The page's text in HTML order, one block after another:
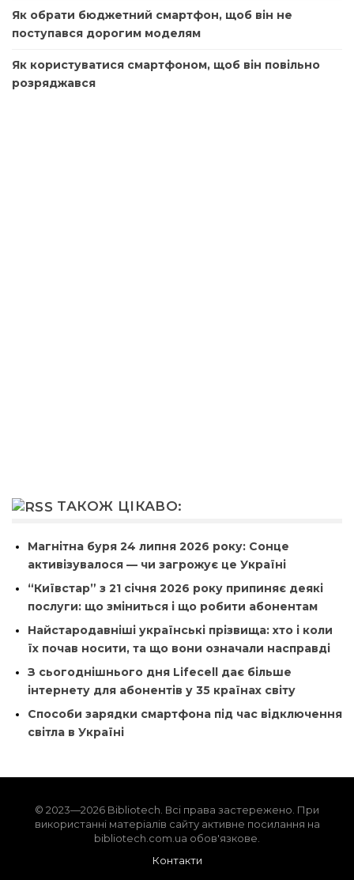
Як обрати бюджетний смартфон, щоб він не
поступався дорогим моделям
Як користуватися смартфоном, щоб він повільно
розряджався
ТАКОЖ ЦІКАВО:
Магнітна буря 24 липня 2026 року: Сонце
активізувалося — чи загрожує це Україні
“Київстар” з 21 січня 2026 року припиняє деякі
послуги: що зміниться і що робити абонентам
Найстародавніші українські прізвища: хто і коли
їх почав носити, та що вони означали насправді
З сьогоднішнього дня Lifecell дає більше
інтернету для абонентів у 35 країнах світу
Способи зарядки смартфона під час відключення
світла в Україні
© 2023—2026 Bibliotech. Всі права застережено. При
використанні матеріалів сайту активне посилання на
bibliotech.com.ua обов'язкове.
Контакти